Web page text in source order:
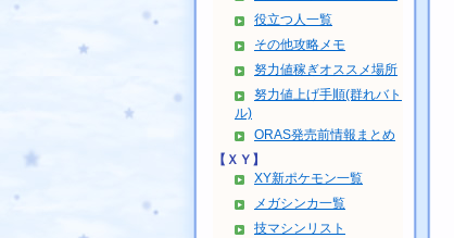
役立つ人一覧
その他攻略メモ
努力値稼ぎオススメ場所
努力値上げ手順(群れバト
ル)
ORAS発売前情報まとめ
【ＸＹ】
XY新ポケモン一覧
メガシンカ一覧
技マシンリスト